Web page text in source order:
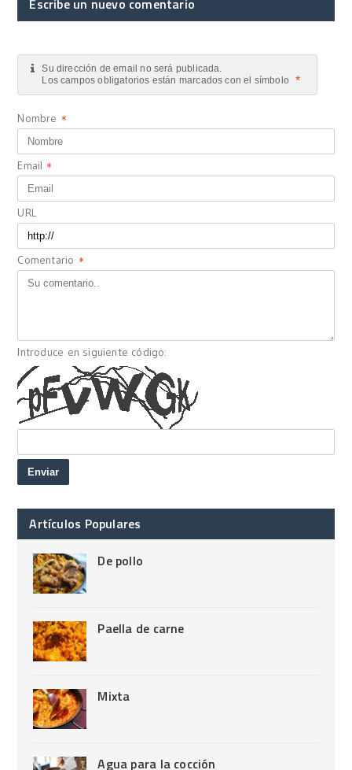
Escribe un nuevo comentario
Su dirección de email no será publicada.
Los campos obligatorios están marcados con el símbolo
*
Nombre *
Email *
URL
Comentario *
Introduce en siguiente código:
Artículos Populares
De pollo
Paella de carne
Mixta
Agua para la cocción